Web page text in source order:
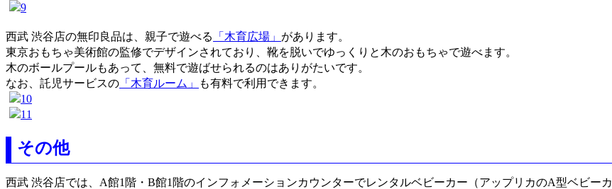
西武 渋谷店の無印良品は、親子で遊べる 「木育広場」 があります。
東京おもちゃ美術館の監修でデザインされており、靴を脱いでゆっくりと木のおもちゃで遊べます。
木のボールプールもあって、無料で遊ばせられるのはありがたいです。
なお、託児サービスの 「木育ルーム」 も有料で利用できます。
その他
西武 渋谷店では、A館1階・B館1階のインフォメーションカウンターでレンタルベビーカー（アップリカのA型ベビーカ